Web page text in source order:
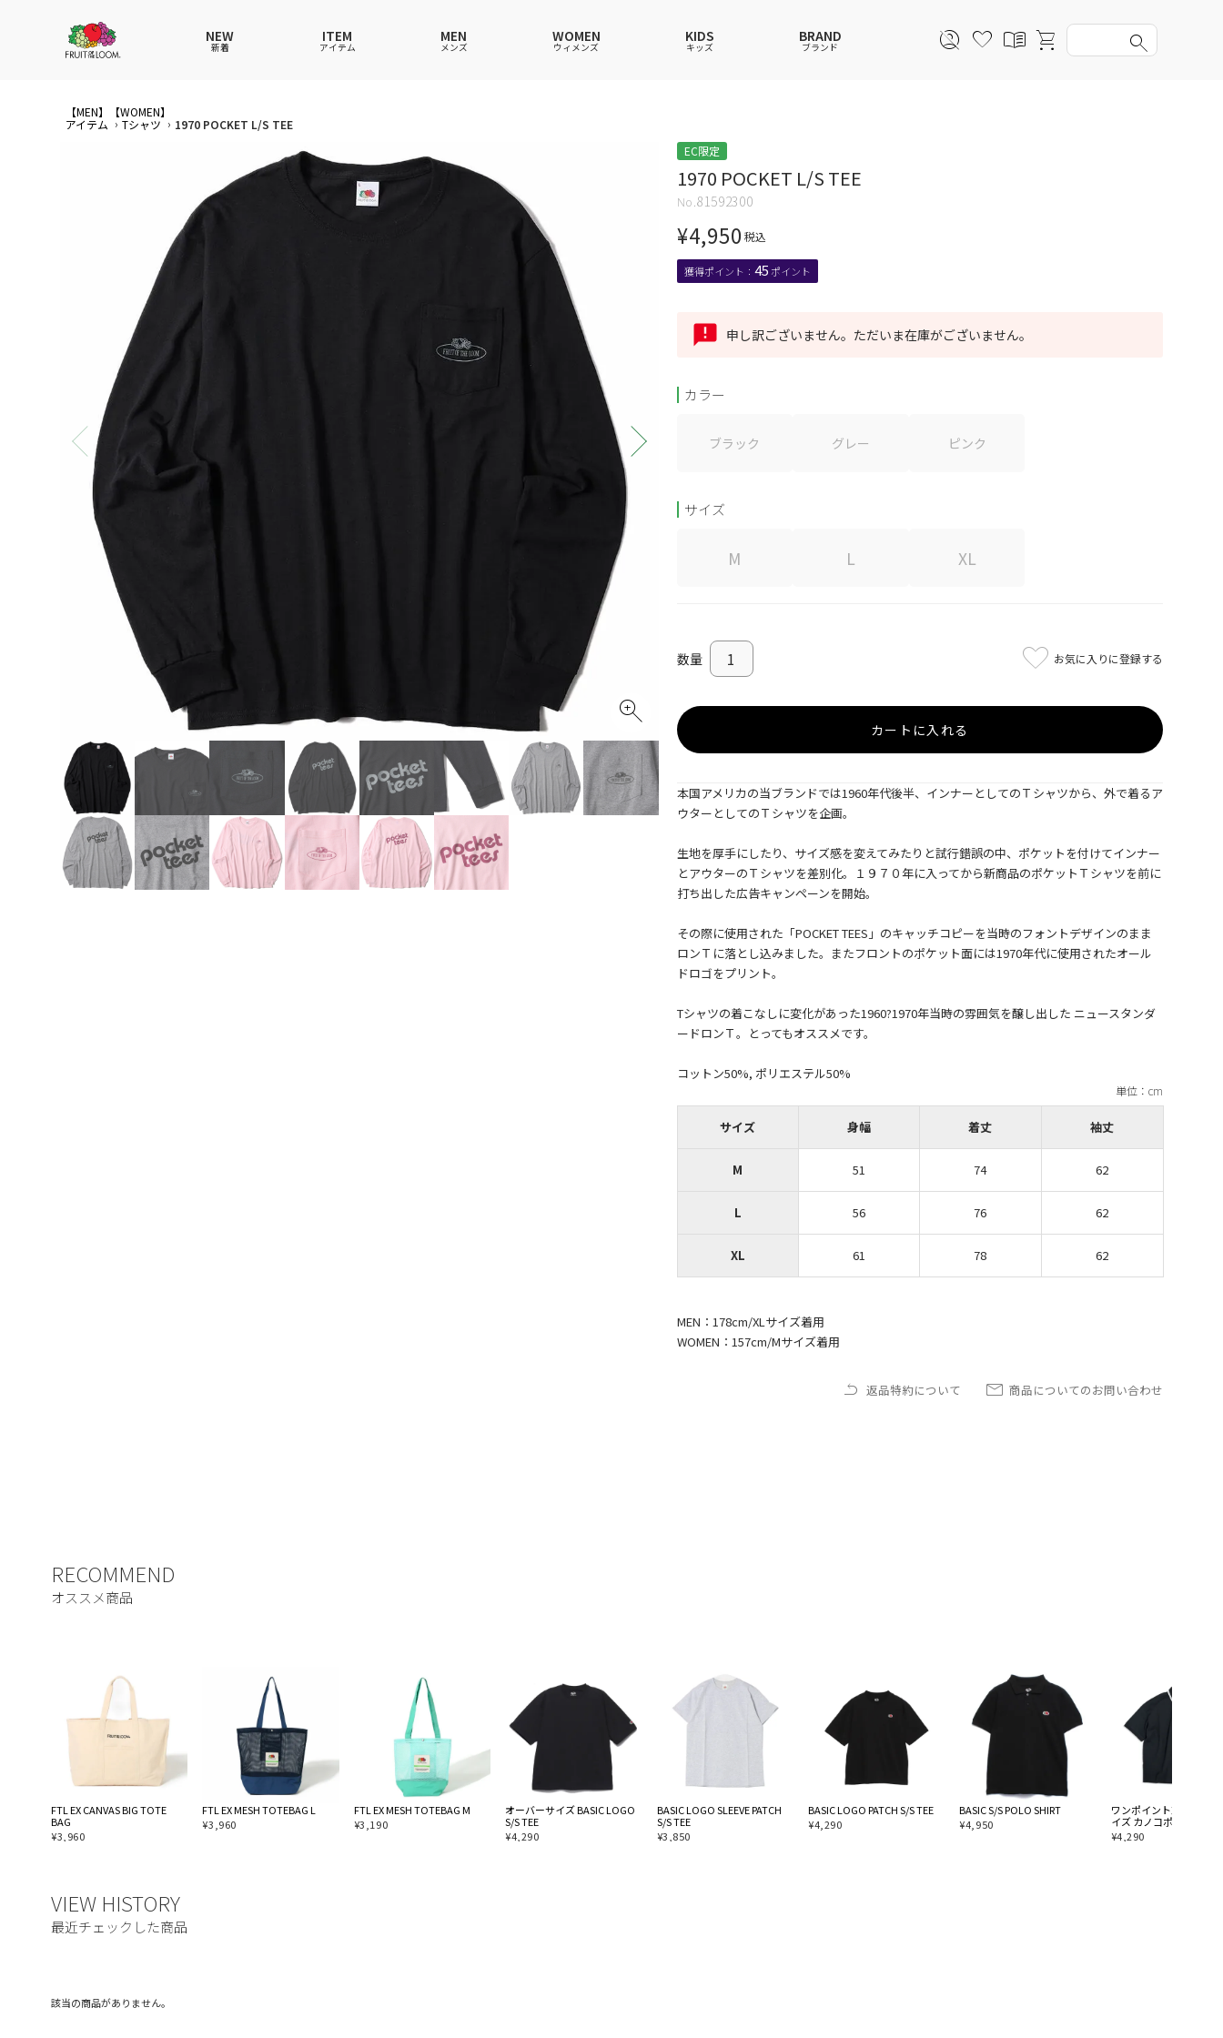
NEW
新着
ITEM
アイテム
全てのアイテム
スウェットシャツ
ワンピース
ルームウェア アンダーウェアMEN
レイングッズ
MEN
メンズ
全てのメンズ アイテム
スウェットシャツ
セットアップ その他ウェア
アンダーウェア
帽子
ファッショングッズ
WOMEN
ウィメンズ
全てのウィメンズ
スウェットシャツ
ワンピース
ルームウェア アンダーウェア
ファッショングッズ
KIDS
キッズ
全てのキッズ
スウェットシャツ
ワンピース
ルームウェア アンダーウェア
ファッショングッズ
BRAND
ブランド
【MEN】
【WOMEN】
アイテム
Tシャツ
1970 POCKET L/S TEE
EC限定
1970 POCKET L/S TEE
81592300
¥4,950 税込
45
申し訳ございません。ただいま在庫がございません。
カラー
ブラック グレー ピンク
サイズ
M L XL
お気に入りに登録する
カートに入れる
本国アメリカの当ブランドでは1960年代後半、インナーとしてのＴシャツから、外で着るア
ウターとしてのＴシャツを企画。
生地を厚手にしたり、サイズ感を変えてみたりと試行錯誤の中、ポケットを付けてインナー
とアウターのＴシャツを差別化。１９７０年に入ってから新商品のポケットＴシャツを前に
打ち出した広告キャンペーンを開始。
その際に使用された「POCKET TEES」のキャッチコピーを当時のフォントデザインのまま
ロンＴに落とし込みました。またフロントのポケット面には1970年代に使用されたオール
ドロゴをプリント。
Tシャツの着こなしに変化があった1960?1970年当時の雰囲気を醸し出した ニュースタンダ
ードロンＴ。とってもオススメです。
コットン50%, ポリエステル50%
サイズ 身幅 着丈 袖丈
M 51 74 62
L 56 76 62
XL 61 78 62
MEN：178cm/XLサイズ着用
WOMEN：157cm/Mサイズ着用
返品特約について 商品についてのお問い合わせ
FTL EX CANVAS BIG TOTE
BAG
¥3,960
FTL EX MESH TOTEBAG L
¥3,960
FTL EX MESH TOTEBAG M
¥3,190
オーバーサイズ BASIC LOGO
S/S TEE
¥4,290
BASIC LOGO SLEEVE PATCH
S/S TEE
¥3,850
BASIC LOGO PATCH S/S TEE
¥4,290
BASIC S/S POLO SHIRT
¥4,950
ワンポイント刺繍 オー
イズ カノコポロシャツ
¥4,290
該当の商品がありません。